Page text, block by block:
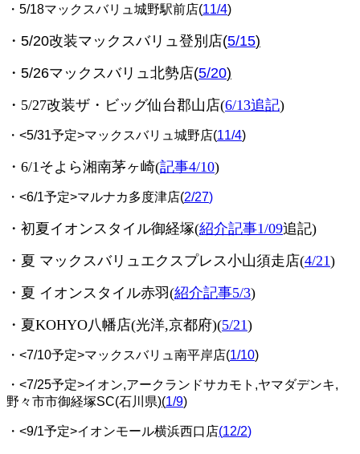
・5/18マックスバリュ城野駅前店(11/4)
・5/20改装マックスバリュ登別店(5/15)
・5/26マックスバリュ北勢店(5/20)
・5/27改装ザ・ビッグ仙台郡山店(6/13追記)
・<5/31予定>マックスバリュ城野店(11/4)
・6/1そよら湘南茅ヶ崎(記事4/10)
・<6/1予定>マルナカ多度津店(2/27)
・初夏イオンスタイル御経塚(紹介記事1/09追記)
・夏 マックスバリュエクスプレス小山須走店(4/21)
・夏 イオンスタイル赤羽(紹介記事5/3)
・夏KOHYO八幡店(光洋,京都府)(5/21)
・<7/10予定>マックスバリュ南平岸店(1/10)
・<7/25予定>イオン,アークランドサカモト,ヤマダデンキ,
野々市市御経塚SC(石川県)(1/9)
・<9/1予定>イオンモール横浜西口店(12/2)